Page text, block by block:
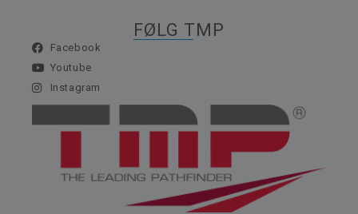
FØLG TMP
Facebook
Youtube
Instagram